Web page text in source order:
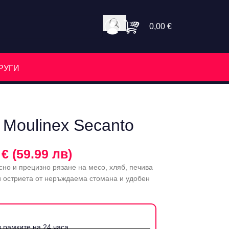
0,00 €
Secanto
(59.99 лв)
и прецизно рязане на месо, хляб, печива
остриета от неръждаема стомана и удобен
рамките на 24 часа.